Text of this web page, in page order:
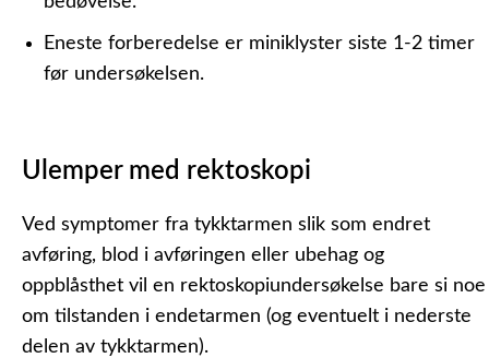
Eneste forberedelse er miniklyster siste 1-2 timer
før undersøkelsen.
Ulemper med rektoskopi
Ved symptomer fra tykktarmen slik som endret
avføring, blod i avføringen eller ubehag og
oppblåsthet vil en rektoskopiundersøkelse bare si noe
om tilstanden i endetarmen (og eventuelt i nederste
delen av tykktarmen).